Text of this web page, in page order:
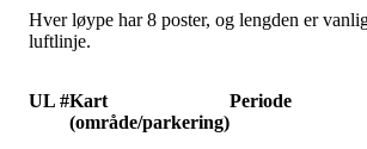
Hver løype har 8 poster, og lengden er
luftlinje.
UL #Kart
(område/parkering)
Periode